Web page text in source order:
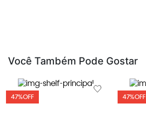
Você Também Pode Gostar
47%OFF 47%OFF